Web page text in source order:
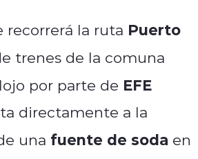
recorrerá la ruta Puerto
trenes de la comuna
por parte de EFE
directamente a la
una fuente de soda en